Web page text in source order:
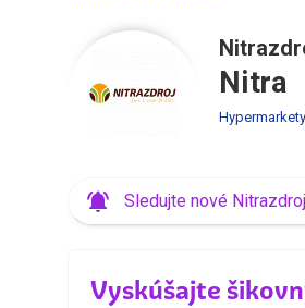
Nitra
Sledujte nové
Vyskúšajte